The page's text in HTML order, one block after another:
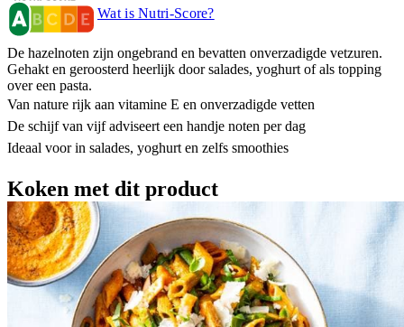
Wat is Nutri-Score?
De hazelnoten zijn ongebrand en bevatten onverzadigde vetzuren.
Gehakt en geroosterd heerlijk door salades, yoghurt of als topping
over een pasta.
Van nature rijk aan vitamine E en onverzadigde vetten
De schijf van vijf adviseert een handje noten per dag
Ideaal voor in salades, yoghurt en zelfs smoothies
Koken met dit product